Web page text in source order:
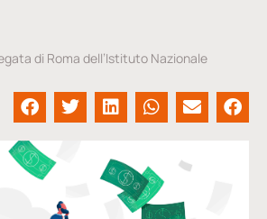
di Roma dell’Istituto Nazionale